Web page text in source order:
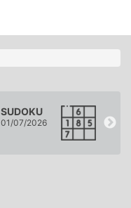
SUDOKU
01/07/2026 30/